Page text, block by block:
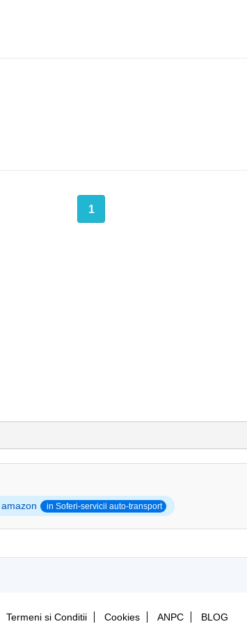
1
amazon in Soferi-servicii auto-transport
Termeni si Conditii Cookies ANPC BLOG